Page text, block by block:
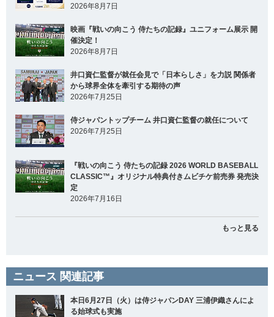
2026年8月7日
映画『戦いの向こう 侍たちの記録』ユニフォーム展示 開
催決定！
2026年8月7日
井口資仁監督が就任会見で「日本らしさ」を力説 関係者
から球界全体を牽引する期待の声
2026年7月25日
侍ジャパントップチーム 井口資仁監督の就任について
2026年7月25日
『戦いの向こう 侍たちの記録 2026 WORLD BASEBALL
CLASSIC™』オリジナル特典付きムビチケ前売券 発売決
定
2026年7月16日
もっと見る
ニュース 関連記事
本日6月27日（火）は侍ジャパンDAY 三浦伊織さんによ
る始球式も実施